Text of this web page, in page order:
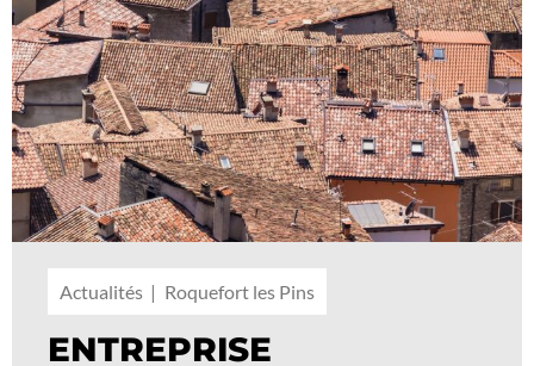
Actualités Roquefort les Pins
ENTREPRISE